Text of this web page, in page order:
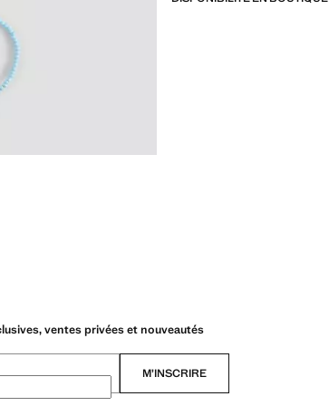
ventes privées et nouveautés
M’INSCRIRE